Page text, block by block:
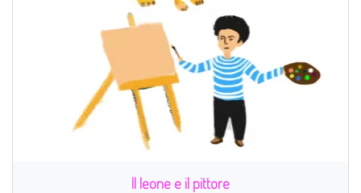
Il leone e il pittore